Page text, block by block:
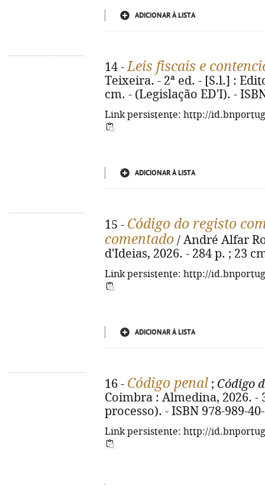
ADICIONAR À LISTA
14 -Leis fiscais e
Teixeira. - 2ª ed. - [S.l.] :
cm. - (Legislação ED'I). -
Link persistente: http://
ADICIONAR À LISTA
15 - Código do registo
comentado / André Alfar
d'Ideias, 2026. - 284 p. ; 23
Link persistente: http://
ADICIONAR À LISTA
16 - Código penal ; Código
Coimbra : Almedina, 2026. -
processo). - ISBN 978-989-
Link persistente: http://